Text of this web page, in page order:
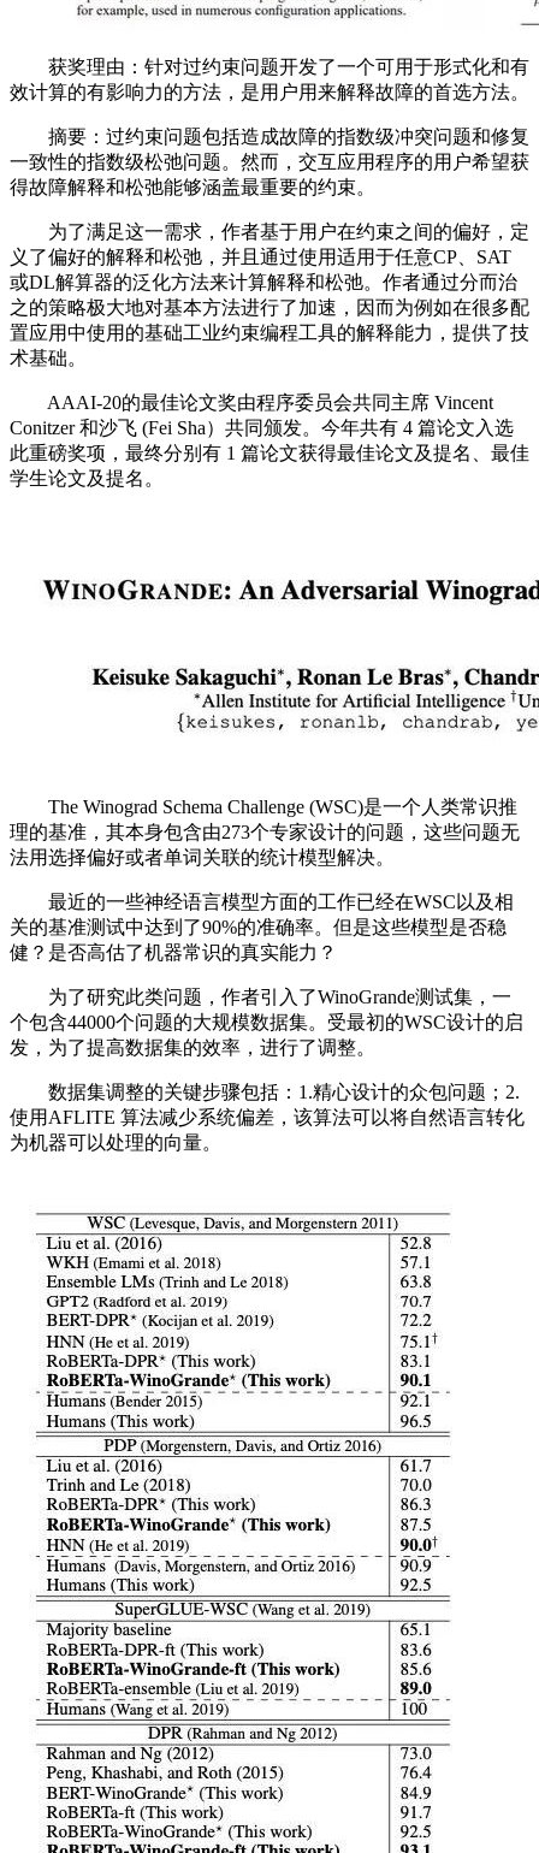
获奖理由：针对过约束问题开发了一个可用于形式化和有
效计算的有影响力的方法，是用户用来解释故障的首选方法。
摘要：过约束问题包括造成故障的指数级冲突问题和修复
一致性的指数级松弛问题。然而，交互应用程序的用户希望获
得故障解释和松弛能够涵盖最重要的约束。
为了满足这一需求，作者基于用户在约束之间的偏好，定
义了偏好的解释和松弛，并且通过使用适用于任意CP、SAT
或DL解算器的泛化方法来计算解释和松弛。作者通过分而治
之的策略极大地对基本方法进行了加速，因而为例如在很多配
置应用中使用的基础工业约束编程工具的解释能力，提供了技
术基础。
AAAI-20的最佳论文奖由程序委员会共同主席 Vincent
Conitzer 和沙飞 (Fei Sha）共同颁发。今年共有 4 篇论文入选
此重磅奖项，最终分别有 1 篇论文获得最佳论文及提名、最佳
学生论文及提名。
The Winograd Schema Challenge (WSC)是一个人类常识推
理的基准，其本身包含由273个专家设计的问题，这些问题无
法用选择偏好或者单词关联的统计模型解决。
最近的一些神经语言模型方面的工作已经在WSC以及相
关的基准测试中达到了90%的准确率。但是这些模型是否稳
健？是否高估了机器常识的真实能力？
为了研究此类问题，作者引入了WinoGrande测试集，一
个包含44000个问题的大规模数据集。受最初的WSC设计的启
发，为了提高数据集的效率，进行了调整。
数据集调整的关键步骤包括：1.精心设计的众包问题；2.
使用AFLITE 算法减少系统偏差，该算法可以将自然语言转化
为机器可以处理的向量。